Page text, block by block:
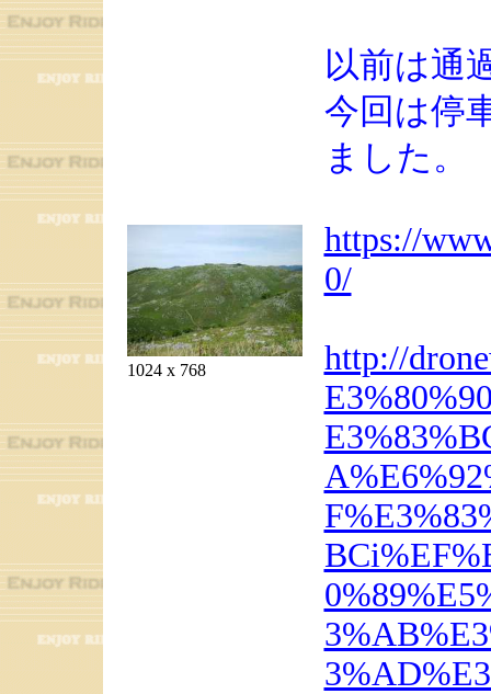
1024 x 768
以前は通
今回は停
ました。
https://
0/
http://